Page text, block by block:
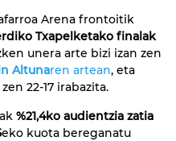
Arena frontoitik
Txapelketako finalak
unera arte bizi izan zen
Altunaren artean, eta
22-17 irabazita.
%21,4ko audientzia zatia
eko kuota bereganatu